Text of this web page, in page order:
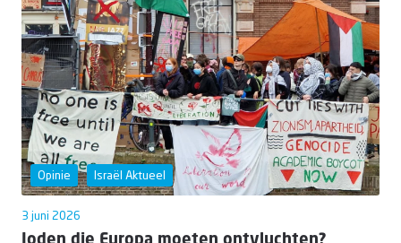
Opinie Israël Aktueel
3 juni 2026